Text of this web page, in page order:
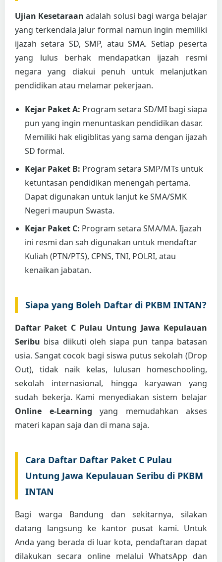
Ujian Kesetaraan adalah solusi bagi warga belajar
yang terkendala jalur formal namun ingin memiliki
ijazah setara SD, SMP, atau SMA. Setiap peserta
yang lulus berhak mendapatkan ijazah resmi
negara yang diakui penuh untuk melanjutkan
pendidikan atau melamar pekerjaan.
Kejar Paket A: Program setara SD/MI bagi siapa
pun yang ingin menuntaskan pendidikan dasar.
Memiliki hak eligiblitas yang sama dengan ijazah
SD formal.
Kejar Paket B: Program setara SMP/MTs untuk
ketuntasan pendidikan menengah pertama.
Dapat digunakan untuk lanjut ke SMA/SMK
Negeri maupun Swasta.
Kejar Paket C: Program setara SMA/MA. Ijazah
ini resmi dan sah digunakan untuk mendaftar
Kuliah (PTN/PTS), CPNS, TNI, POLRI, atau
kenaikan jabatan.
Siapa yang Boleh Daftar di PKBM INTAN?
Daftar Paket C Pulau Untung Jawa Kepulauan
Seribu bisa diikuti oleh siapa pun tanpa batasan
usia. Sangat cocok bagi siswa putus sekolah (Drop
Out), tidak naik kelas, lulusan homeschooling,
sekolah internasional, hingga karyawan yang
sudah bekerja. Kami menyediakan sistem belajar
Online e-Learning yang memudahkan akses
materi kapan saja dan di mana saja.
Cara Daftar Daftar Paket C Pulau
Untung Jawa Kepulauan Seribu di PKBM
INTAN
Bagi warga Bandung dan sekitarnya, silakan
datang langsung ke kantor pusat kami. Untuk
Anda yang berada di luar kota, pendaftaran dapat
dilakukan secara online melalui WhatsApp dan